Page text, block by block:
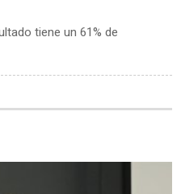
tiene un 61% de